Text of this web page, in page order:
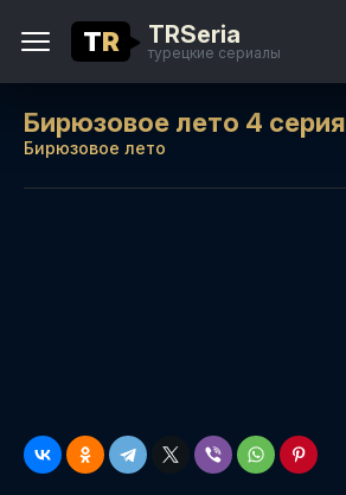
TR TRSeria
турецкие сериалы
Бирюзовое лето 4 серия
Бирюзовое лето